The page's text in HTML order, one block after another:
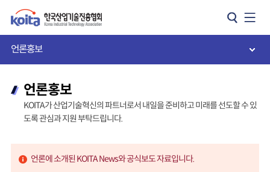
언론홍보
언론홍보
KOITA가 산업기술혁신의 파트너로서 내일을 준비하고 미래를 선도할 수 있
도록 관심과 지원 부탁드립니다.
언론에 소개된 KOITA News와 공식보도 자료입니다.